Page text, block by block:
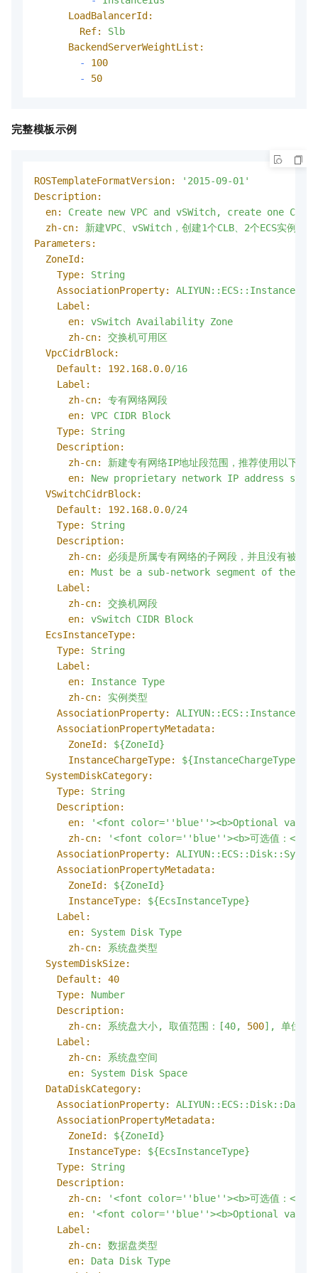
LoadBalancerId:
Ref:
Slb
BackendServerWeightList:
-
100
-
50
完整模板示例
ROSTemplateFormatVersion:
'2015-09-01'
Description:
en:
Create new VPC and vSWitch, create one CLB,
zh-cn:
新建VPC、vSWitch，创建1个CLB、2个ECS实例，
Parameters:
ZoneId:
Type:
String
AssociationProperty:
Label:
en:
vSwitch Availability Zone
zh-cn:
交换机可用区
VpcCidrBlock:
Default:
192.168.0.0/16
Label:
zh-cn:
专有网络网段
en:
VPC CIDR Block
Type:
String
Description:
zh-cn:
新建专有网络IP地址段范围，推荐使用以下
en:
New proprietary network IP address
VSwitchCidrBlock:
Default:
192.168.0.0/24
Type:
String
Description:
zh-cn:
必须是所属专有网络的子网段，并且没有被其
en:
Must be a sub-network segment of the
Label:
zh-cn:
交换机网段
en:
vSwitch CIDR Block
EcsInstanceType:
Type:
String
Label:
en:
Instance Type
zh-cn:
实例类型
AssociationProperty:
AssociationPropertyMetadata:
ZoneId:
${ZoneId}
InstanceChargeType:
${InstanceChargeType}
SystemDiskCategory:
Type:
String
Description:
en:
'<font color=' 'blue' '><b>Optional
zh-cn:
'<font color=' 'blue' '><b>可选值：</
AssociationProperty:
AssociationPropertyMetadata:
ZoneId:
${ZoneId}
InstanceType:
${EcsInstanceType}
Label:
en:
System Disk Type
zh-cn:
系统盘类型
SystemDiskSize:
Default:
40
Type:
Number
Description:
zh-cn:
系统盘大小, 取值范围：[40, 500],
单位：
Label:
zh-cn:
系统盘空间
en:
System Disk Space
DataDiskCategory:
AssociationProperty:
AssociationPropertyMetadata:
ZoneId:
${ZoneId}
InstanceType:
${EcsInstanceType}
Type:
String
Description:
zh-cn:
'<font color=' 'blue' '><b>可选值：</
en:
'<font color=' 'blue' '><b>Optional
Label:
zh-cn:
数据盘类型
en:
Data Disk Type